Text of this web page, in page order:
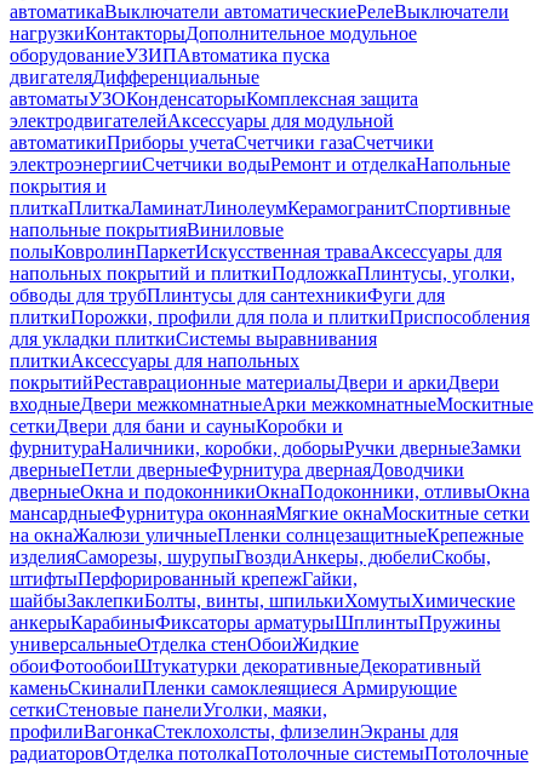
автоматикаВыключатели автоматическиеРелеВыключатели
нагрузкиКонтакторыДополнительное модульное
оборудованиеУЗИПАвтоматика пуска
двигателяДифференциальные
автоматыУЗОКонденсаторыКомплексная защита
электродвигателейАксессуары для модульной
автоматикиПриборы учетаСчетчики газаСчетчики
электроэнергииСчетчики водыРемонт и отделкаНапольные
покрытия и
плиткаПлиткаЛаминатЛинолеумКерамогранитСпортивные
напольные покрытияВиниловые
полыКовролинПаркетИскусственная траваАксессуары для
напольных покрытий и плиткиПодложкаПлинтусы, уголки,
обводы для трубПлинтусы для сантехникиФуги для
плиткиПорожки, профили для пола и плиткиПриспособления
для укладки плиткиСистемы выравнивания
плиткиАксессуары для напольных
покрытийРеставрационные материалыДвери и аркиДвери
входныеДвери межкомнатныеАрки межкомнатныеМоскитные
сеткиДвери для бани и сауныКоробки и
фурнитураНаличники, коробки, доборыРучки дверныеЗамки
дверныеПетли дверныеФурнитура двернаяДоводчики
дверныеОкна и подоконникиОкнаПодоконники, отливыОкна
мансардныеФурнитура оконнаяМягкие окнаМоскитные сетки
на окнаЖалюзи уличныеПленки солнцезащитныеКрепежные
изделияСаморезы, шурупыГвоздиАнкеры, дюбелиСкобы,
штифтыПерфорированный крепежГайки,
шайбыЗаклепкиБолты, винты, шпилькиХомутыХимические
анкерыКарабиныФиксаторы арматурыШплинтыПружины
универсальныеОтделка стенОбоиЖидкие
обоиФотообоиШтукатурки декоративныеДекоративный
каменьСкиналиПленки самоклеящиеся Армирующие
сеткиСтеновые панелиУголки, маяки,
профилиВагонкаСтеклохолсты, флизелинЭкраны для
радиаторовОтделка потолкаПотолочные системыПотолочные